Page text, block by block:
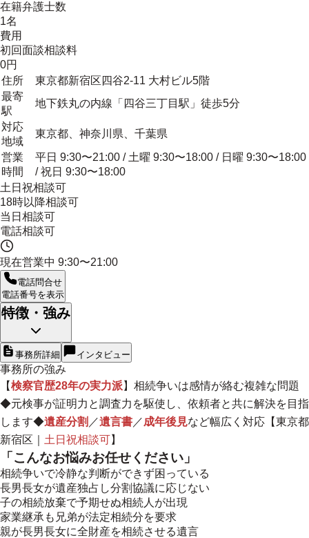
在籍弁護士数
1名
費用
初回面談相談料
0円
住所
東京都新宿区四谷2-11 大村ビル5階
最寄
駅
地下鉄丸の内線「四谷三丁目駅」徒歩5分
対応
地域
東京都、神奈川県、千葉県
営業
時間
平日 9:30〜21:00 / 土曜 9:30〜18:00 / 日曜 9:30〜18:00
/ 祝日 9:30〜18:00
土日祝相談可
18時以降相談可
当日相談可
電話相談可
現在営業中 9:30〜21:00
電話問合せ
電話番号を表示
特徴・強み
事務所詳細 インタビュー
事務所の強み
【検察官歴28年の実力派】相続争いは感情が絡む複雑な問題
◆元検事が証明力と調査力を駆使し、依頼者と共に解決を目指
します◆遺産分割 ／遺言書 ／成年後見など幅広く対応【東京都
新宿区｜ 土日祝相談可】
「こんなお悩みお任せください」
相続争いで冷静な判断ができず困っている
長男長女が遺産独占し分割協議に応じない
子の相続放棄で予期せぬ相続人が出現
家業継承も兄弟が法定相続分を要求
親が長男長女に全財産を相続させる遺言